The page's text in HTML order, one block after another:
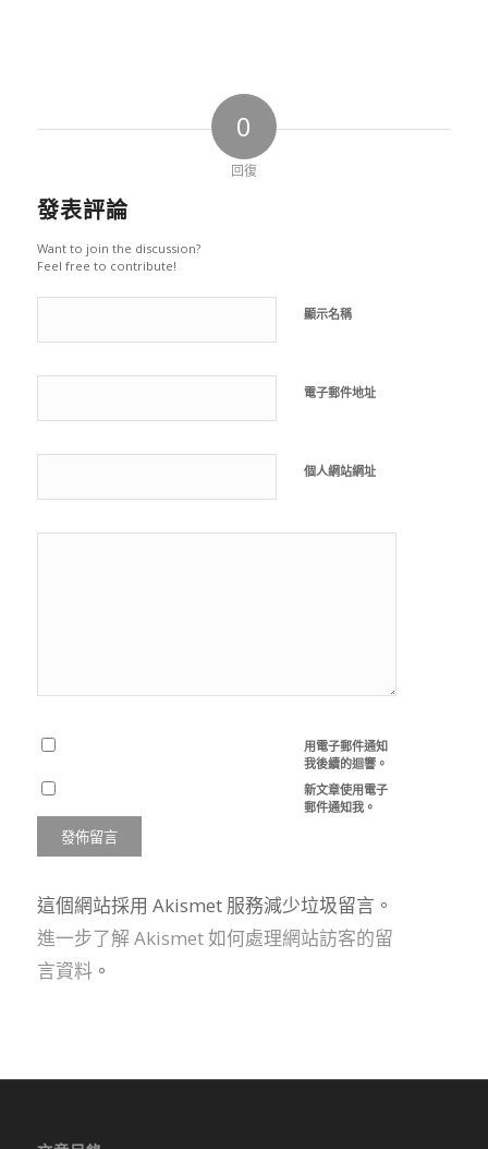
0
回復
發表評論
Want to join the discussion?
Feel free to contribute!
顯示名稱
電子郵件地址
個人網站網址
用電子郵件通知
我後續的迴響。
新文章使用電子
郵件通知我。
這個網站採用 Akismet 服務減少垃圾留言。
進一步了解 Akismet 如何處理網站訪客的留
言資料。